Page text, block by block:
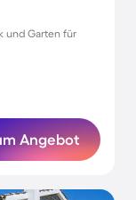
und Garten für
Angebot